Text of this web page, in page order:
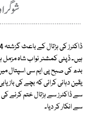
ہیں۔ ڈپٹی کمشنر نواب شاہ مزمل
بدھ کی صبح پی ایم سی اسپتال
یقین دہانی کرائی کہ بچے کی
سے ڈاکٹرز سے ہڑتال ختم کرنے
سے انکار کر دیا۔